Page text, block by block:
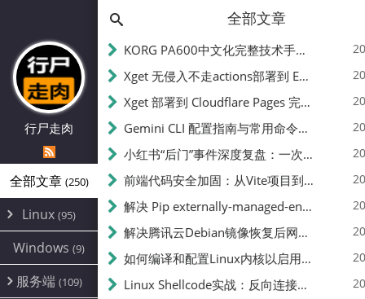
行尸走肉
全部文章 (250)
Linux (95)
Alpine
CentOS(17)
Debian(24)
Windows (9)
服务端 (109)
全部文章
KORG PA600中文化完整技术手册 - 从逆向到实现的全流程指南
Xget 无侵入不走actions部署到 EdgeOne Pages 指南
Xget 部署到 Cloudflare Pages 完整指南 - 无需修改源码的构建配置
Gemini CLI 配置指南与常用命令中文翻译 | API Key、MCP、代理设置
小红书“后门”事件深度复盘：一次沉默危机下的品牌、技术与流程三重考验
前端代码安全加固：从Vite项目到纯静态页面的深度混淆技术备忘
解决 Pip externally-managed-environment 错误：临时与永久绕过方案
解决腾讯云Debian镜像恢复后网络不通问题
如何编译和配置Linux内核以启用BBR2 | 内核编译教程
Linux Shellcode实战：反向连接、持久化、免杀技术详解（MSF,Cobalt Strike）- 从原理到C加载器实现